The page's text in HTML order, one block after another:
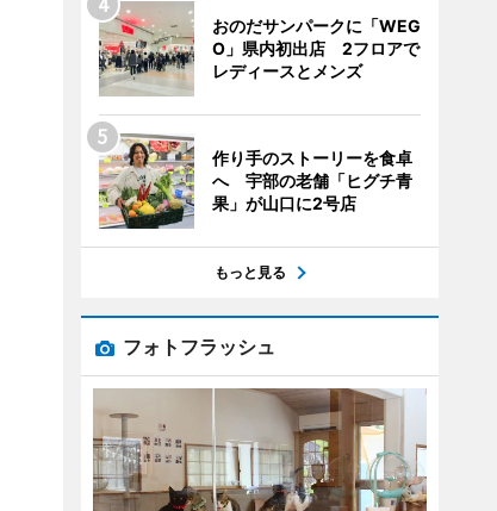
おのだサンパークに「WEG
O」県内初出店 2フロアで
レディースとメンズ
作り手のストーリーを食卓
へ 宇部の老舗「ヒグチ青
果」が山口に2号店
もっと見る
フォトフラッシュ